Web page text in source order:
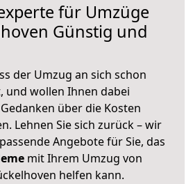
für Umzüge
Günstig und
der Umzug an sich schon
und wollen Ihnen dabei
über die Kosten
Lehnen Sie sich zurück – wir
Angebote für Sie, das
mit Ihrem Umzug von
helfen kann.